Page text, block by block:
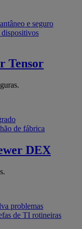
e seguro
Tensor
de fábrica
DEX
problemas
de TI rotineiras